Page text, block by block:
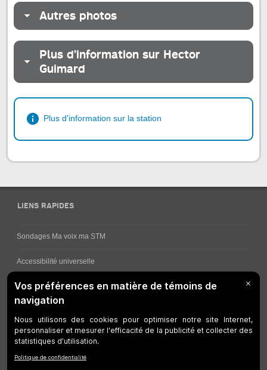
Autres photos
Plus d’information sur Hector
Guimard
Plus d'information sur la station
LIENS RAPIDES
Sondages Ma voix ma STM
Accessibilité universelle
Comment obtenir vos horaires de bus